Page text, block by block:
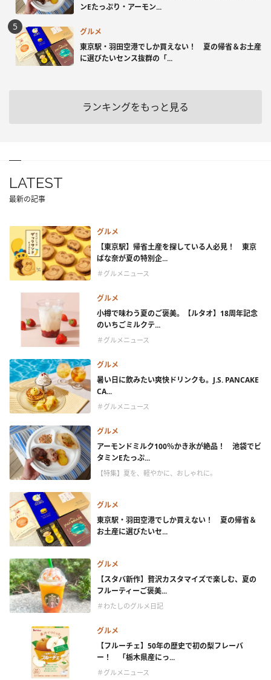
ンEたっぷり・アーモン...
グルメ
東京駅・羽田空港でしか買えない！ 夏の帰省＆お土産
に選びたいセンス抜群の「...
ランキングをもっと見る
LATEST
最新の記事
グルメ
【東京駅】帰省土産を探している人必見！ 東京
ばな奈が夏の特別企...
＃グルメニュース
グルメ
小樽で味わう夏のご褒美。【ルタオ】18周年記念
のいちごミルクテ...
＃グルメニュース
グルメ
暑い日に飲みたい爽快ドリンクも。J.S. PANCAKE
CA...
＃グルメニュース
グルメ
アーモンドミルク100％かき氷が絶品！ 池袋でビ
タミンEたっぷ...
【特集】夏を、軽やかに、おしゃれに。
グルメ
東京駅・羽田空港でしか買えない！ 夏の帰省＆
お土産に選びたいセ...
グルメ
【スタバ新作】贅沢カスタマイズで楽しむ、夏の
フルーティーご褒美...
＃わたしのグルメ日記
グルメ
【フルーチェ】50年の歴史で初の梨フレーバ
ー！ 「栃木県産にっ...
＃グルメニュース